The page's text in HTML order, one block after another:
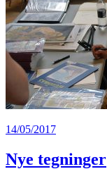
14/05/2017
Nye tegninger